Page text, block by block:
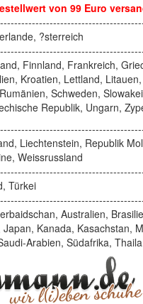
von 99 Euro
?sterreich
Finnland, Frankreich,
Kroatien, Lettland, Litauen,
Schweden,
Republik, Ungarn,
Liechtenstein, Republik
Weissrussland
Türkei
Australien,
Kanada, Kasachstan,
Arabien, Südafrika,